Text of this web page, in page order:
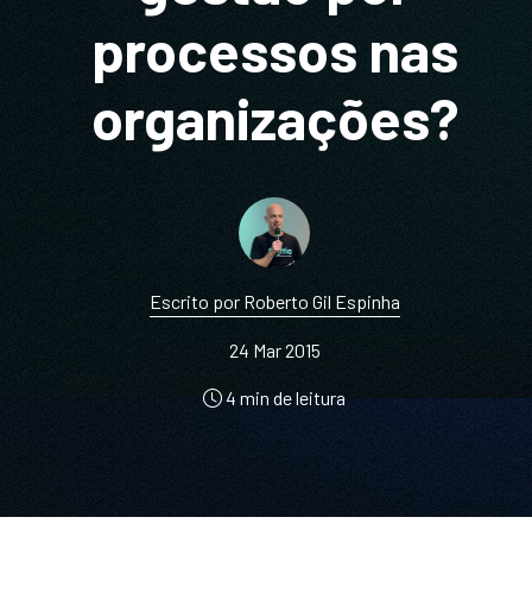
processos nas
organizações?
Escrito por Roberto Gil Espinha
24 Mar 2015
4 min de leitura